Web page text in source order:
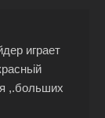
играет
,.больших